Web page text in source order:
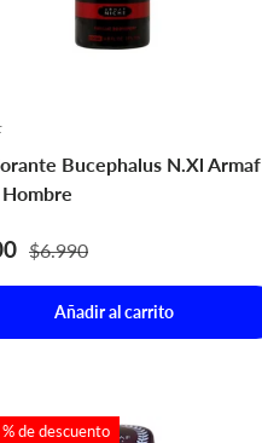
Bucephalus N.Xl Armaf
de venta
Precio normal
$6.990
Añadir al carrito
de descuento